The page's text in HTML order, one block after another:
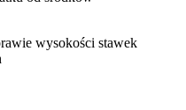
wysokości stawek